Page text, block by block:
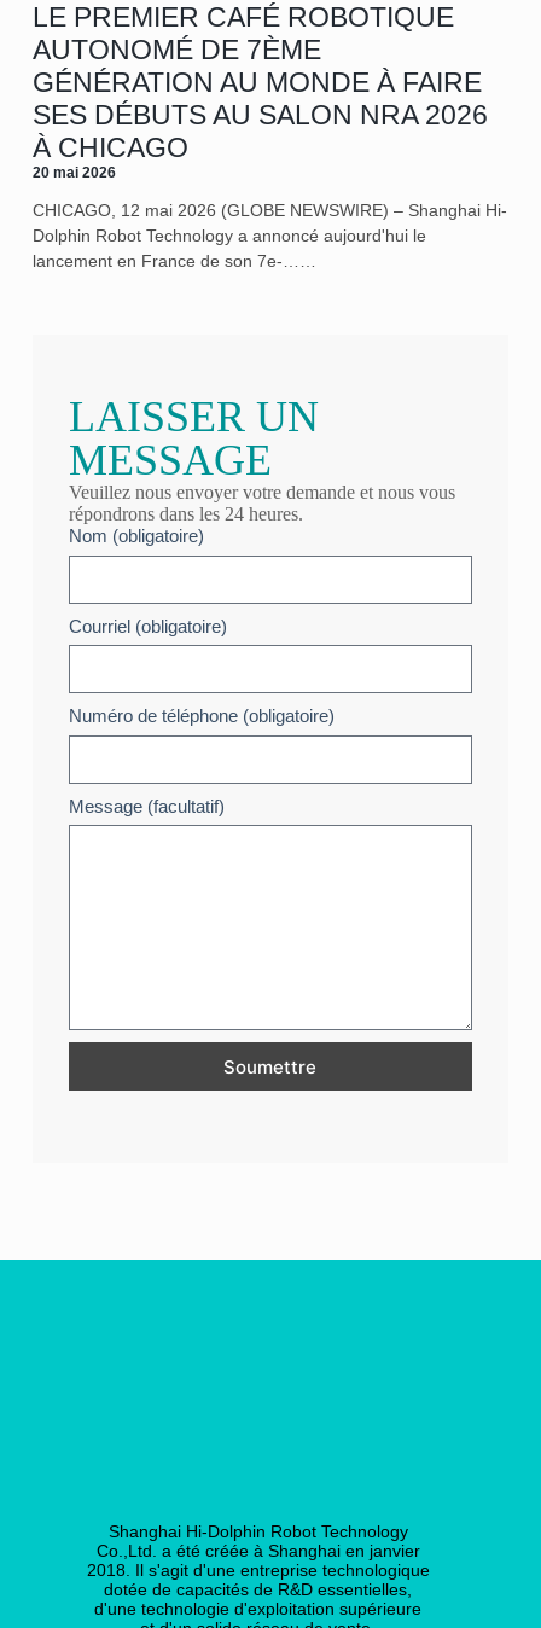
LE PREMIER CAFÉ ROBOTIQUE
AUTONOMÉ DE 7ÈME
GÉNÉRATION AU MONDE À FAIRE
SES DÉBUTS AU SALON NRA 2026
À CHICAGO
20 mai 2026
CHICAGO, 12 mai 2026 (GLOBE NEWSWIRE) – Shanghai Hi-
Dolphin Robot Technology a annoncé aujourd'hui le
lancement en France de son 7e‑……
LAISSER UN
MESSAGE
Veuillez nous envoyer votre demande et nous vous
répondrons dans les 24 heures.
Nom (obligatoire)
Courriel (obligatoire)
Numéro de téléphone (obligatoire)
Message (facultatif)
Soumettre
Shanghai Hi-Dolphin Robot Technology
Co.,Ltd. a été créée à Shanghai en janvier
2018. Il s'agit d'une entreprise technologique
dotée de capacités de R&D essentielles,
d'une technologie d'exploitation supérieure